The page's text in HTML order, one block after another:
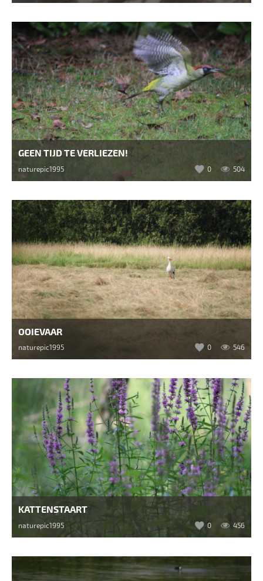
GEEN TIJD TE VERLIEZEN!
naturepic1995 0 504
OOIEVAAR
naturepic1995 0 546
KATTENSTAART
naturepic1995 0 456